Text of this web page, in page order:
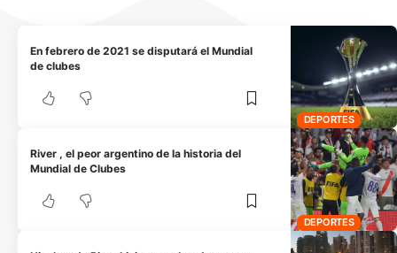
DEPORTES
En febrero de 2021 se disputará el Mundial
de clubes
DEPORTES
River , el peor argentino de la historia del
Mundial de Clubes